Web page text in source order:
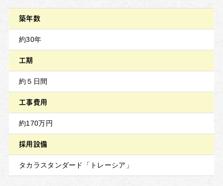
築年数
約30年
工期
約５日間
工事費用
約170万円
採用設備
タカラスタンダード「トレーシア」